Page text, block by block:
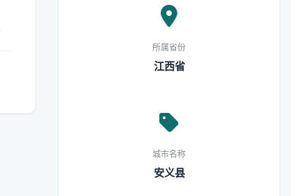
所属省份
江西省
城市名称
安义县